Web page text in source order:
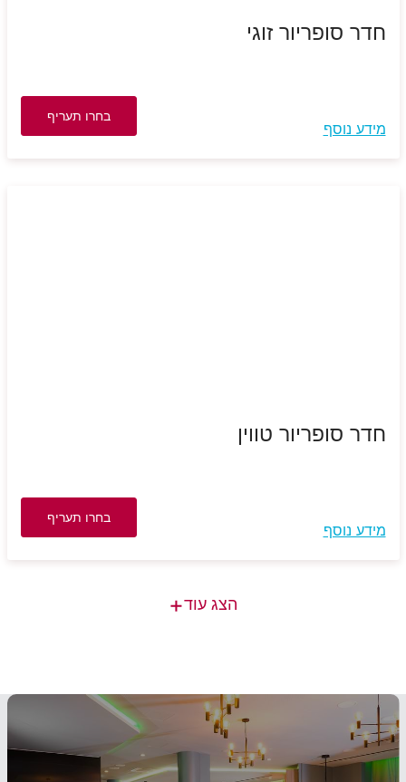
חדר סופריור זוגי
מידע נוסף
בחרו תעריף
חדר סופריור טווין
מידע נוסף
בחרו תעריף
הצג עוד+